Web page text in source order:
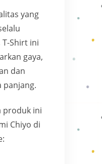
yang
Shirt ini
gaya,
dan
panjang.
produk ini
Chiyo di